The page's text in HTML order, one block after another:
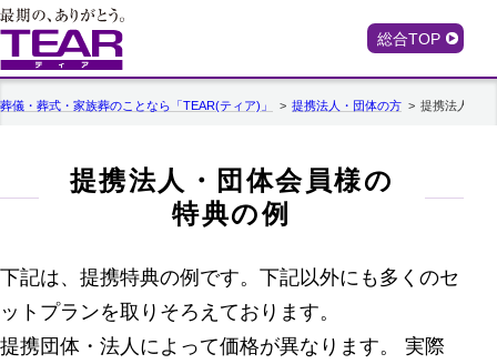
総合TOP
葬儀・葬式・家族葬のことなら「TEAR(ティア)」 提携法人・団体の方 提携法人・
提携法人・団体会員様の
特典の例
下記は、提携特典の例です。下記以外にも多くのセ
ットプランを取りそろえております。
提携団体・法人によって価格が異なります。 実際